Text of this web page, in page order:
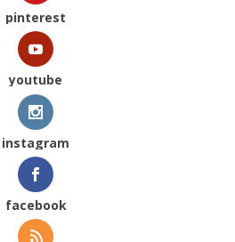
pinterest
youtube
instagram
facebook